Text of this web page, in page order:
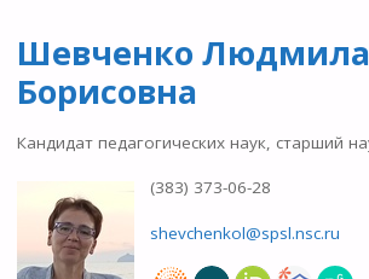
Шевченко Людмила
Борисовна
Кандидат педагогических наук, старший
(383) 373-06-28
shevchenkol@spsl.nsc.ru